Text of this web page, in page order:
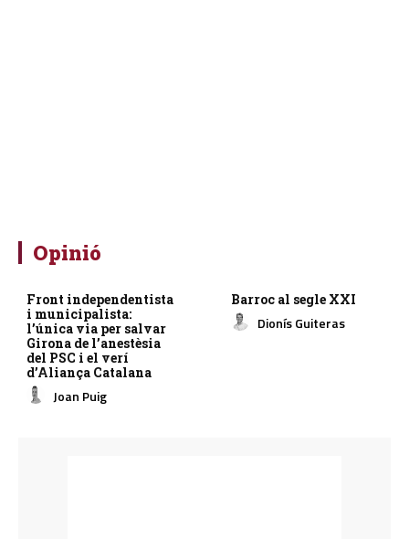
Opinió
Front independentista
i municipalista:
l’única via per salvar
Girona de l’anestèsia
del PSC i el verí
d’Aliança Catalana
Joan Puig
Barroc al segle XXI
Dionís Guiteras